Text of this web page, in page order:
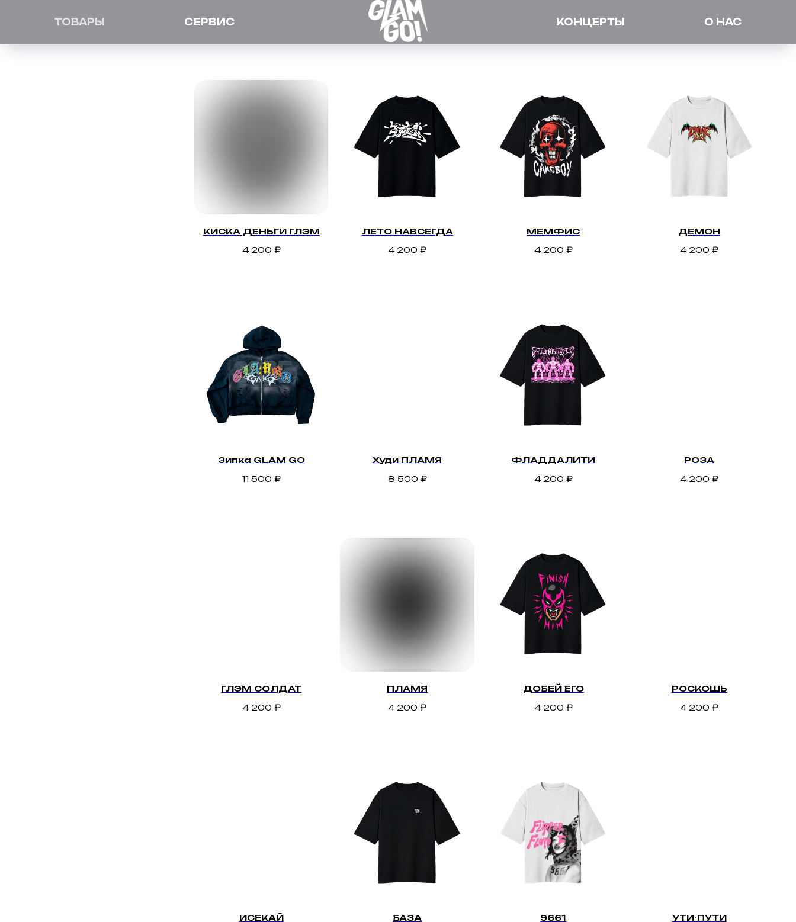
ТОВАРЫ СЕРВИС КОНЦЕРТЫ О НАС
КИСКА ДЕНЬГИ ГЛЭМ
4 200 ₽
ЛЕТО НАВСЕГДА
4 200 ₽
МЕМФИС
4 200 ₽
ДЕМОН
4 200 ₽
Зипка GLAM GO
11 500 ₽
Худи ПЛАМЯ
8 500 ₽
ФЛАДДАЛИТИ
4 200 ₽
РОЗА
4 200 ₽
ГЛЭМ СОЛДАТ
4 200 ₽
ПЛАМЯ
4 200 ₽
ДОБЕЙ ЕГО
4 200 ₽
РОСКОШЬ
4 200 ₽
ИСЕКАЙ
БАЗА
9661
УТИ-ПУТИ